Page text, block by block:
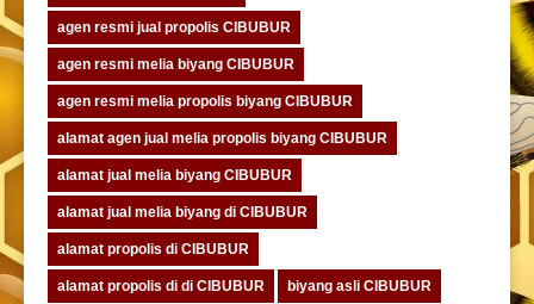
agen resmi jual propolis CIBUBUR
agen resmi melia biyang CIBUBUR
agen resmi melia propolis biyang CIBUBUR
alamat agen jual melia propolis biyang CIBUBUR
alamat jual melia biyang CIBUBUR
alamat jual melia biyang di CIBUBUR
alamat propolis di CIBUBUR
alamat propolis di di CIBUBUR biyang asli CIBUBUR